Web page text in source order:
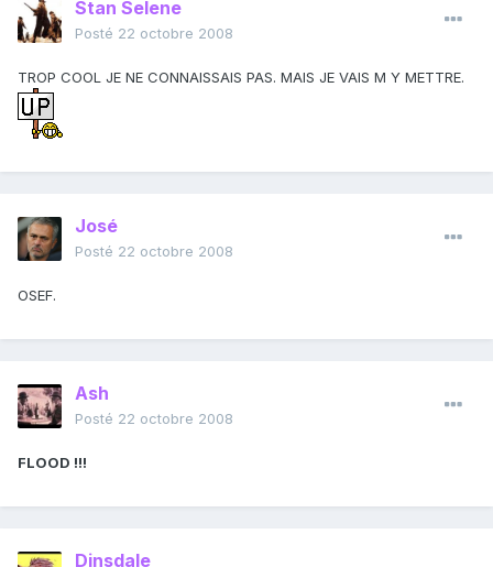
Stan Selene
Posté 22 octobre 2008
TROP COOL JE NE CONNAISSAIS PAS. MAIS JE VAIS M Y METTRE.
José
Posté 22 octobre 2008
OSEF.
Ash
Posté 22 octobre 2008
FLOOD !!!
Dinsdale